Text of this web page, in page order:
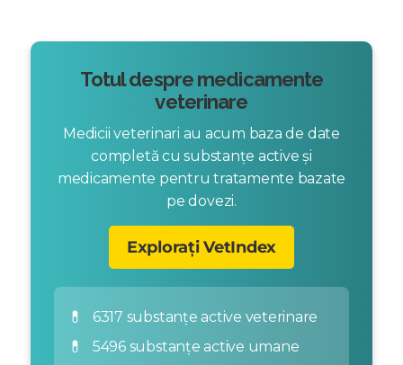
Totul despre medicamente
veterinare
Medicii veterinari au acum baza de date
completă cu substanțe active și
medicamente pentru tratamente bazate
pe dovezi.
Explorați VetIndex
💊 6317 substanțe active veterinare
💊 5496 substanțe active umane